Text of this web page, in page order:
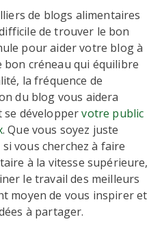
de blogs alimentaires
de trouver le bon
pour aider votre blog à
créneau qui équilibre
la fréquence de
du blog vous aidera
se développervotre public
. Que vous soyez juste
vous cherchez à faire
à la vitesse supérieure,
le travail des meilleurs
moyen de vous inspirer et
à partager.